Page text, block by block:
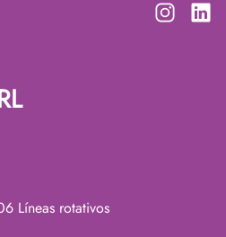
Líneas rotativos